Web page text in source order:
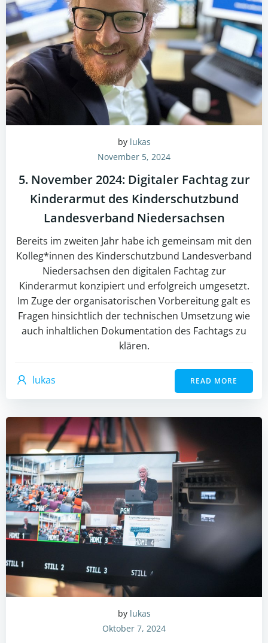
by lukas
November 5, 2024
5. November 2024: Digitaler Fachtag zur
Kinderarmut des Kinderschutzbund
Landesverband Niedersachsen
Bereits im zweiten Jahr habe ich gemeinsam mit den
Kolleg*innen des Kinderschutzbund Landesverband
Niedersachsen den digitalen Fachtag zur
Kinderarmut konzipiert und erfolgreich umgesetzt.
Im Zuge der organisatorischen Vorbereitung galt es
Fragen hinsichtlich der technischen Umsetzung wie
auch inhaltlichen Dokumentation des Fachtags zu
klären.
lukas READ MORE
by lukas
Oktober 7, 2024